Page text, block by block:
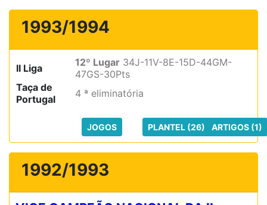
1993/1994
II Liga 12º Lugar 34J-11V-8E-15D-44GM-
47GS-30Pts
Taça de
Portugal
4 ª eliminatória
JOGOS PLANTEL (26) ARTIGOS (1)
1992/1993